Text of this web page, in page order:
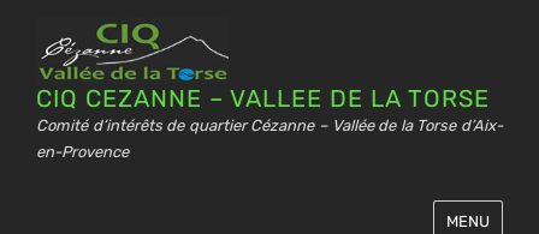
CIQ CEZANNE – VALLEE DE LA TORSE
Comité d’intérêts de quartier Cézanne – Vallée de la Torse d’Aix-
en-Provence
MENU